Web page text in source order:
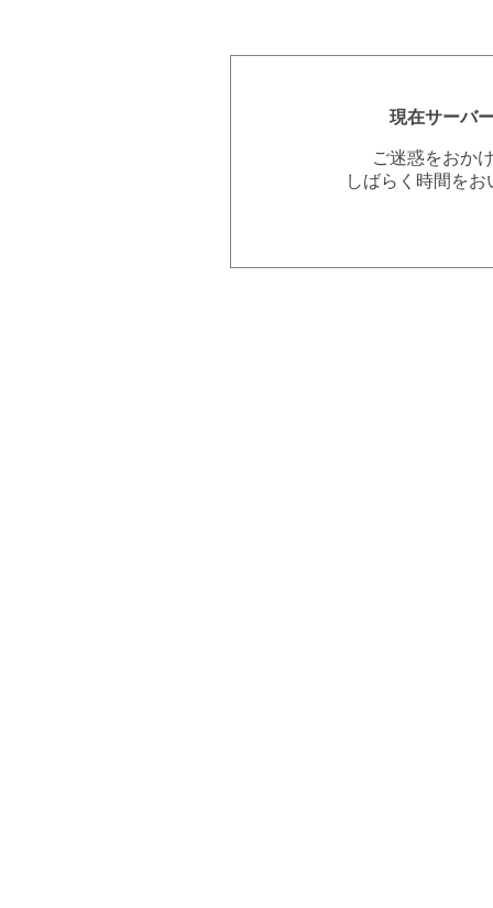
現在サーバ
ご迷惑をおか
しばらく時間を